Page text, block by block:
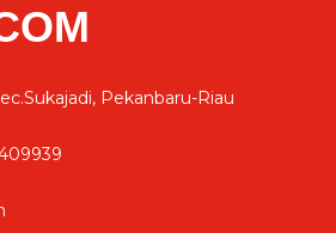
Pekanbaru-Riau